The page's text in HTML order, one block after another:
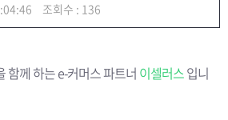
조회수 : 136
함께 하는 e-커머스 파트너 이셀러스입니